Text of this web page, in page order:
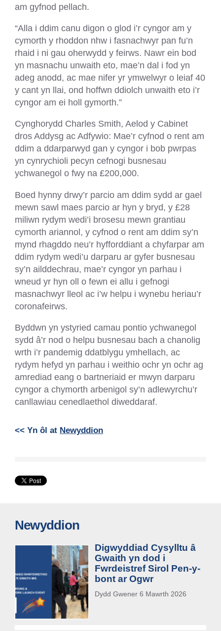
am gyfnod pellach.
“Alla i ddim canu digon o glod i’r cyngor am y
cymorth y rhoddon nhw i fasnachwyr pan fu’n
rhaid i ni gau oherwydd y feirws. Nawr ein bod
yn masnachu unwaith eto, mae’n dal i fod yn
adeg anodd, ac mae nifer yr ymwelwyr o leiaf 40
y cant yn llai, ond hoffwn ddiolch unwaith eto i’r
cyngor am ei holl gymorth.”
Cynghorydd Charles Smith, Aelod y Cabinet
dros Addysg ac Adfywio: Mae’r cyfnod o rent am
ddim a ddarparwyd gan y cyngor i bob pwrpas
yn cynrychioli pecyn cefnogi busnesau
ychwanegol o fwy na £200,000.
Boed hynny drwy’r parcio am ddim sydd ar gael
mewn sawl maes parcio ar hyn y bryd, y £28
miliwn rydym wedi’i brosesu mewn grantiau
cymorth ariannol, y cyfnod o rent am ddim sy’n
mynd rhagddo neu’r hyfforddiant a chyfarpar am
ddim rydym wedi’u darparu ar gyfer busnesau
sy’n ailddechrau, mae’r cyngor yn parhau i
wneud yr hyn oll o fewn ei allu i gefnogi
masnachwyr lleol ac i’w helpu i wynebu heriau’r
coronafeirws.
Byddwn yn ystyried camau pontio ychwanegol
sydd â’r nod o helpu busnesau bach a chanolig
wrth i’r pandemig ddatblygu ymhellach, ac
rydym hefyd yn parhau i weithio ochr yn ochr ag
amrediad eang o bartneriaid er mwyn darparu
cyngor a chymorth arbenigol sy’n adlewyrchu’r
canllawiau cenedlaethol diweddaraf.
<< Yn ôl at Newyddion
Newyddion
Digwyddiad Cysylltu â
Gwaith yn dod i
Fwrdeistref Sirol Pen-y-
bont ar Ogwr
Dydd Gwener 6 Mawrth 2026